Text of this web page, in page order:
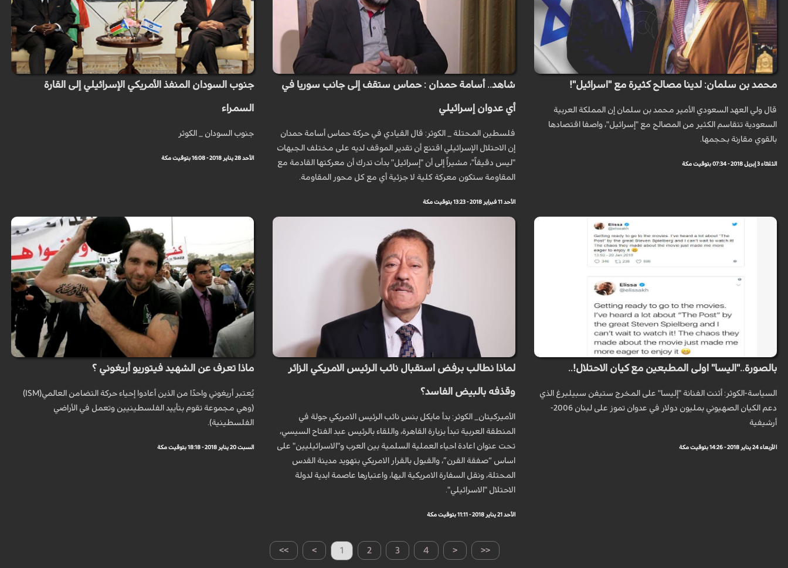
محمد بن سلمان: لدينا مصالح كثيرة مع "اسرائيل"!
قال ولي العهد السعودي الأمير محمد بن سلمان إن المملكة العربية
السعودية تتقاسم الكثير من المصالح مع "إسرائيل"، واصفا اقتصادها
بالقوي مقارنة بحجمها.
الثلاثاء 3 إبريل 2018 - 07:34 بتوقيت مكة
شاهد.. أسامة حمدان : حماس ستقف إلى جانب سوريا في
أي عدوان إسرائيلي
فلسطين المحتلة _ الكوثر: قال القيادي في حركة حماس أسامة حمدان
إن الاحتلال الإسرائيلي اقتنع أن تقدير الموقف لديه على مختلف الجبهات
"ليس دقيقاً"، مشيراً إلى أن "إسرائيل" بدأت تدرك أن معركتها القادمة مع
المقاومة ستكون معركة كلية لا جزئية أي مع كل محور المقاومة.
الأحد 11 فبراير 2018 - 13:23 بتوقيت مكة
جنوب السودان المنفذ الأمريكي الإسرائيلي إلى القارة
السمراء
جنوب السودان _ الكوثر
الأحد 28 يناير 2018 - 16:08 بتوقيت مكة
بالصورة.."اليسا" اولى المطبعين مع كيان الاحتلال!..
السياسة-الكوثر: أثنت الفنانة "إليسا" على المخرج ستيفن سبيلبرغ الذي
دعم الكيان الصهيوني بمليون دولار في عدوان تموز على لبنان 2006-
أرشيفية
الأربعاء 24 يناير 2018 - 14:26 بتوقيت مكة
لماذا نطالب برفض استقبال نائب الرئيس الامريكي الزائر
وقذفه بالبيض الفاسد؟
الأميركيتان_ الكوثر: بدأ مايكل بنس نائب الرئيس الامريكي جولة في
المنطقة العربية تبدأ بزيارة القاهرة، واللقاء بالرئيس عبد الفتاح السيسي،
تحت عنوان اعادة احياء العملية السلمية بين العرب و"الاسرائيليين" على
اساس “صفقة القرن”، والقبول بالقرار الامريكي بتهويد مدينة القدس
المحتلة، ونقل السفارة الامريكية اليها، واعتبارها عاصمة ابدية لدولة
الاحتلال "الاسرائيلي".
الأحد 21 يناير 2018 - 11:11 بتوقيت مكة
ماذا تعرف عن الشهيد فيتوريو أريغوني ؟
يُعتبر أريغوني واحدًا من الذين أعادوا إحياء حركة التضامن العالمي(ISM)
(وهي مجموعة تقوم بتأييد الفلسطينيين وتعمل في الأراضي
الفلسطينية).
السبت 20 يناير 2018 - 18:18 بتوقيت مكة
>> > 1 2 3 4 < <<